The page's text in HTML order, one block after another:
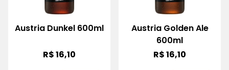
Austria Dunkel 600ml
R$ 16,10
Austria Golden Ale
600ml
R$ 16,10